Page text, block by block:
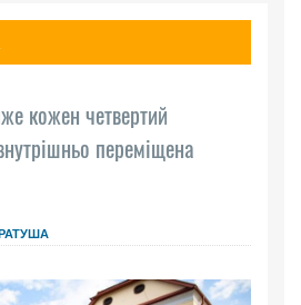
кожен четвертий
переміщена